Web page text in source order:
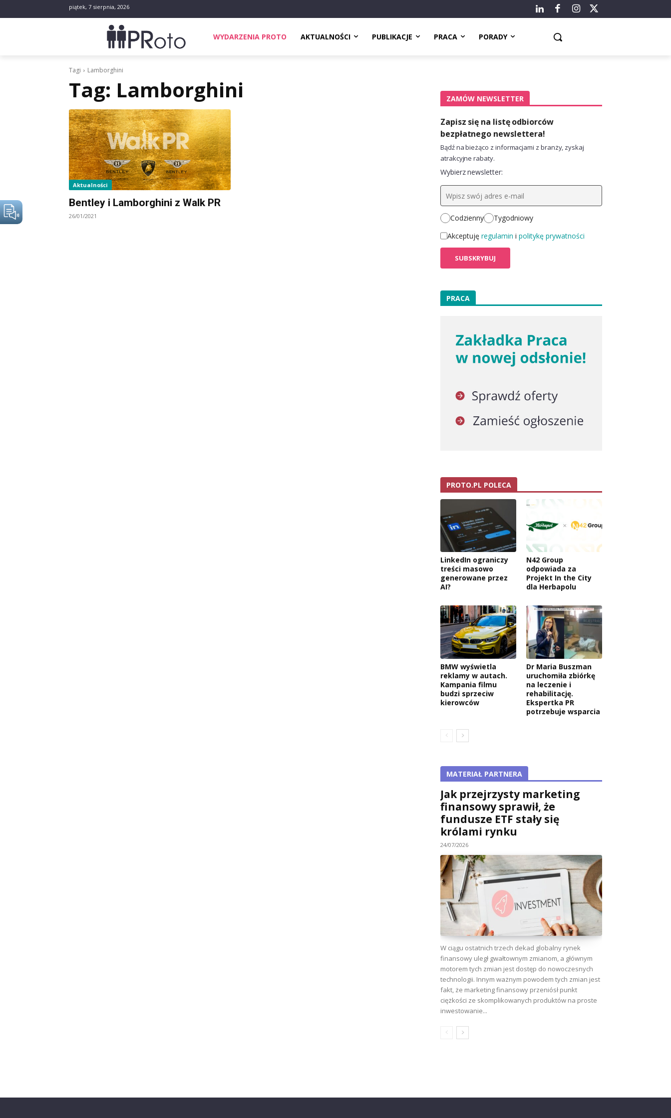
piątek, 7 sierpnia, 2026
WYDARZENIA PROTO AKTUALNOŚCI PUBLIKACJE PRACA PORADY
Tagi Lamborghini
Tag: Lamborghini
Aktualności
Bentley i Lamborghini z Walk PR
26/01/2021
ZAMÓW NEWSLETTER
Zapisz się na listę odbiorców
bezpłatnego newslettera!
Bądź na bieżąco z informacjami z branży, zyskaj
atrakcyjne rabaty.
Wybierz newsletter:
Codzienny
Tygodniowy
Akceptuję regulamin i politykę prywatności
PRACA
PROTO.PL POLECA
LinkedIn ograniczy
treści masowo
generowane przez
AI?
N42 Group
odpowiada za
Projekt In the City
dla Herbapolu
BMW wyświetla
reklamy w autach.
Kampania filmu
budzi sprzeciw
kierowców
Dr Maria Buszman
uruchomiła zbiórkę
na leczenie i
rehabilitację.
Ekspertka PR
potrzebuje wsparcia
MATERIAŁ PARTNERA
Jak przejrzysty marketing
finansowy sprawił, że
fundusze ETF stały się
królami rynku
24/07/2026
W ciągu ostatnich trzech dekad globalny rynek
finansowy uległ gwałtownym zmianom, a głównym
motorem tych zmian jest dostęp do nowoczesnych
technologii. Innym ważnym powodem tych zmian jest
fakt, że marketing finansowy przeniósł punkt
ciężkości ze skomplikowanych produktów na proste
inwestowanie...